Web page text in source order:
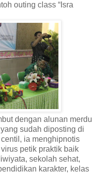
outing class “Isra
dengan alunan merdu
sudah diposting di
ia menghipnotis
petik praktik baik
sekolah sehat,
karakter, kelas